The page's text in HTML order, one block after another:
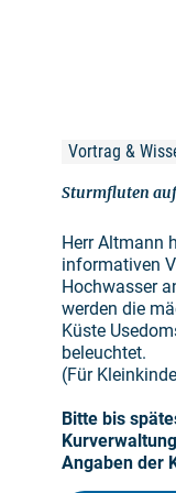
Vortrag &
Sturmfluten auf
Herr Altmann
informativen
Hochwasser
werden die
Küste
beleuchtet.
(Für
Bitte bis
Angaben der